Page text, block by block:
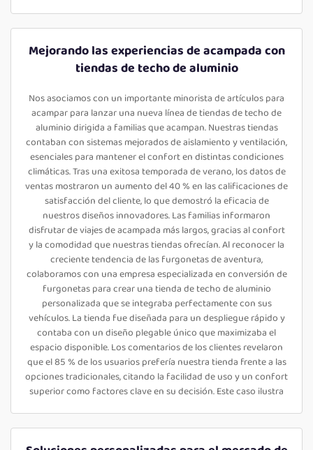
Mejorando las experiencias de acampada con
tiendas de techo de aluminio
Nos asociamos con un importante minorista de artículos para
acampar para lanzar una nueva línea de tiendas de techo de
aluminio dirigida a familias que acampan. Nuestras tiendas
contaban con sistemas mejorados de aislamiento y ventilación,
esenciales para mantener el confort en distintas condiciones
climáticas. Tras una exitosa temporada de verano, los datos de
ventas mostraron un aumento del 40 % en las calificaciones de
satisfacción del cliente, lo que demostró la eficacia de
nuestros diseños innovadores. Las familias informaron
disfrutar de viajes de acampada más largos, gracias al confort
y la comodidad que nuestras tiendas ofrecían. Al reconocer la
creciente tendencia de las furgonetas de aventura,
colaboramos con una empresa especializada en conversión de
furgonetas para crear una tienda de techo de aluminio
personalizada que se integraba perfectamente con sus
vehículos. La tienda fue diseñada para un despliegue rápido y
contaba con un diseño plegable único que maximizaba el
espacio disponible. Los comentarios de los clientes revelaron
que el 85 % de los usuarios prefería nuestra tienda frente a las
opciones tradicionales, citando la facilidad de uso y un confort
superior como factores clave en su decisión. Este caso ilustra